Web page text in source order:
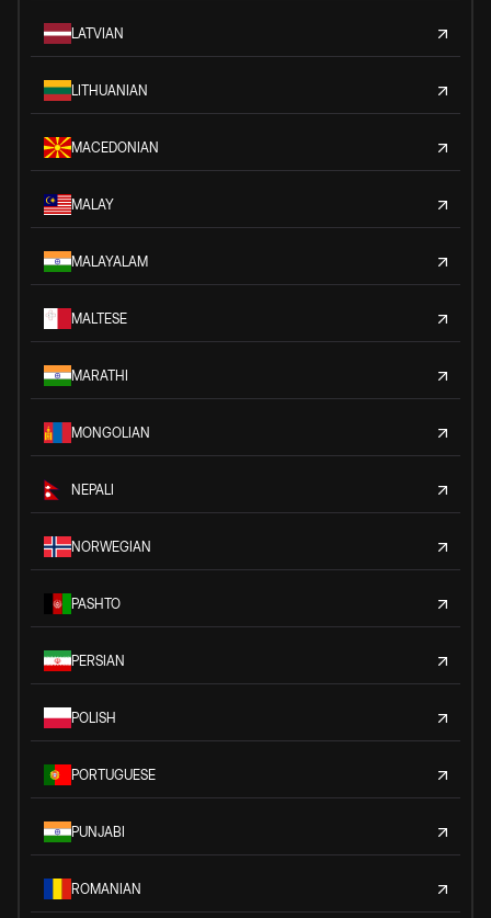
LATVIAN
LITHUANIAN
MACEDONIAN
MALAY
MALAYALAM
MALTESE
MARATHI
MONGOLIAN
NEPALI
NORWEGIAN
PASHTO
PERSIAN
POLISH
PORTUGUESE
PUNJABI
ROMANIAN